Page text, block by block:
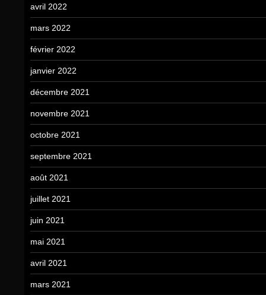
avril 2022
mars 2022
février 2022
janvier 2022
décembre 2021
novembre 2021
octobre 2021
septembre 2021
août 2021
juillet 2021
juin 2021
mai 2021
avril 2021
mars 2021